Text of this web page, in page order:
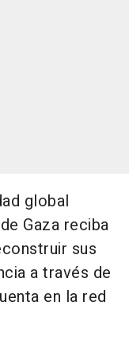
global
Gaza reciba
sus
a través de
en la red